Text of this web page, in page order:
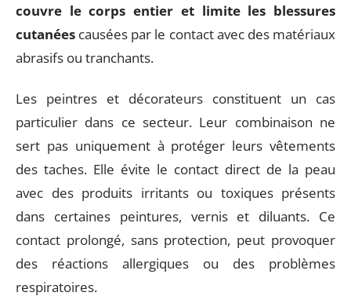
couvre le corps entier et limite les blessures
cutanées causées par le contact avec des matériaux
abrasifs ou tranchants.
Les peintres et décorateurs constituent un cas
particulier dans ce secteur. Leur combinaison ne
sert pas uniquement à protéger leurs vêtements
des taches. Elle évite le contact direct de la peau
avec des produits irritants ou toxiques présents
dans certaines peintures, vernis et diluants. Ce
contact prolongé, sans protection, peut provoquer
des réactions allergiques ou des problèmes
respiratoires.